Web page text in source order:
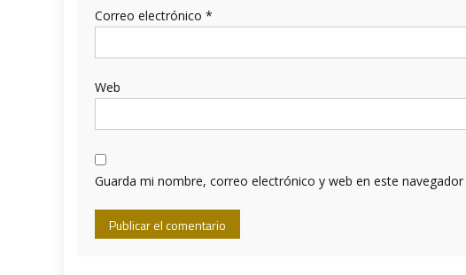
Correo electrónico *
Web
Guarda mi nombre, correo electrónico y web en este